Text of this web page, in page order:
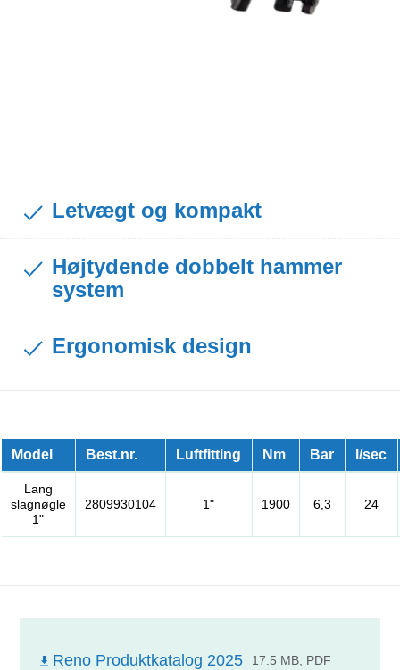
Letvægt og kompakt
Højtydende dobbelt hammer
system
Ergonomisk design
Model Best.nr. Luftfitting Nm Bar l/sec
Lang
slagnøgle
1"
2809930104 1" 1900 6,3 24
Reno Produktkatalog 2025 17.5 MB, PDF